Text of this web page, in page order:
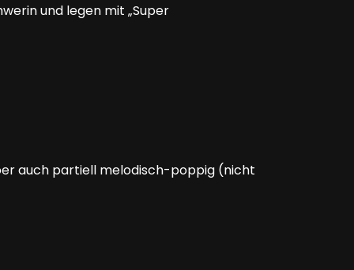
und legen mit „Super
auch partiell melodisch-poppig (nicht